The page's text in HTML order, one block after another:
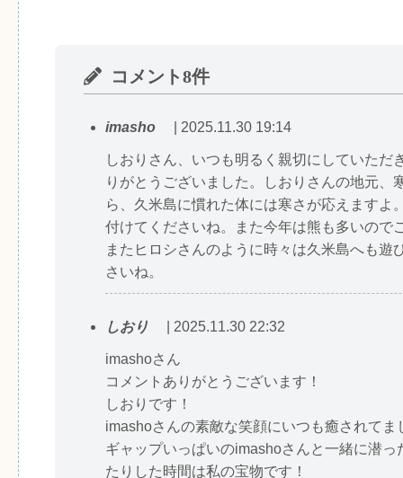
コメント8件
imasho | 2025.11.30 19:14
しおりさん、いつも明るく親切にしていただ
りがとうございました。しおりさんの地元、
ら、久米島に慣れた体には寒さが応えますよ
付けてくださいね。また今年は熊も多いの
またヒロシさんのように時々は久米島へも遊
さいね。
しおり | 2025.11.30 22:32
imashoさん
コメントありがとうございます！
しおりです！
imashoさんの素敵な笑顔にいつも癒されてま
ギャップいっぱいのimashoさんと一緒に潜っ
たりした時間は私の宝物です！